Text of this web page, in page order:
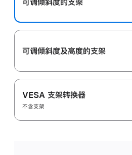
可调倾斜度及高‍度的支‍架
VESA 支架转换器
不含支架